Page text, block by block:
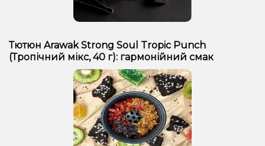
Тютюн Arawak Strong Soul Tropic Punch
(Тропічний мікс, 40 г): гармонійний смак